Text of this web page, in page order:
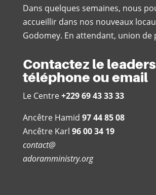
Dans quelques semaines, nous
accueillir dans nos nouveaux
Godomey. En attendant, union de
Contactez le
téléphone ou email
Le Centre+229 69 43 33 33
Ancêtre Hamid 97 44 85 08
Ancêtre Karl 96 00 34 19
contact@
adoramministry.org